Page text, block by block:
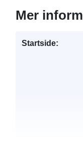
Mer
Startside: